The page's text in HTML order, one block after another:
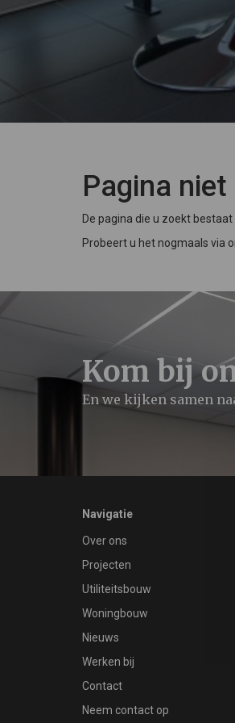
Pagina niet
De pagina die u zoekt
Probeert u het nogmaals via
Kom bij
En we kijken samen
Navigatie
Over ons
Projecten
Utiliteitsbouw
Woningbouw
Nieuws
Werken bij
Contact
Neem contact op